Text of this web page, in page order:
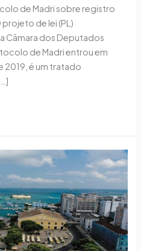
de Madri sobre registro
de lei (PL)
Câmara dos Deputados
de Madri entrou em
2019, é um tratado